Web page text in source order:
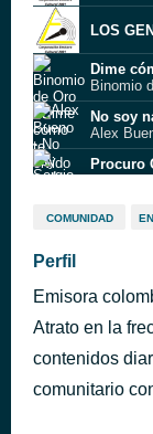
Dime
Binomio
No soy
Alex
Procuro
Átame
Se
Los
Sonido
Ricardo
COMUNIDAD
Perfil
Emisora
Atrato en la
contenidos
comunitario